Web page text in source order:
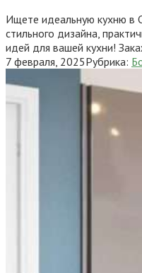
Ищете идеальную кухню в
стильного дизайна,
идей для вашей кухни!
7 февраля, 2025Рубрика: